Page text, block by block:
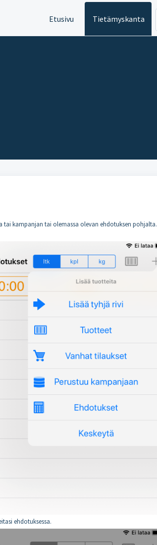
Etusivu Tietämyskanta
tai kampanjan tai olemassa olevan ehdotuksen pohjalta.
ehdotuksessa.